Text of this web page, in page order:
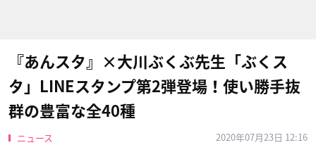
『あんスタ』×大川ぶくぶ先生「ぶくス
タ」LINEスタンプ第2弾登場！使い勝手抜
群の豊富な全40種
ニュース
2020年07月23日 12:16